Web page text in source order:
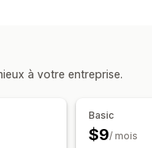
et règles
Annonces
à votre entreprise.
Basic
$9/ mois